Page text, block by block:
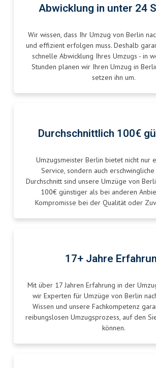
Abwicklung in unter 24
Wir wissen, dass Ihr Umzug von Berlin
und effizient erfolgen muss. Deshalb
schnelle Abwicklung Ihres Umzugs - in
Stunden planen wir Ihren Umzug in
setzen ihn um.
Durchschnittlich 100€
Umzugsmeister Berlin bietet nicht nur
Service, sondern auch
Durchschnitt sind unsere Umzüge von
100€ günstiger als bei anderen
Kompromisse bei der Qualität oder
17+ Jahre
Mit über 17 Jahren Erfahrung in der
wir Experten für Umzüge von Berlin
Wissen und unsere Fachkompetenz
reibungslosen Umzugsprozess, auf den
können.